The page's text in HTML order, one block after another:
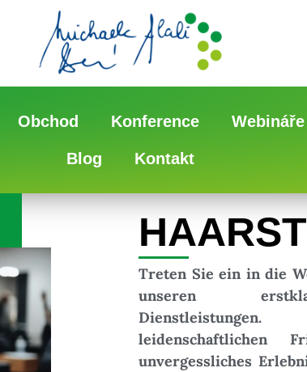
Obchod Konference Webináře
Blog Kontakt
Treten Sie ein in die
unseren
leidenschaftlichen
unvergessliches